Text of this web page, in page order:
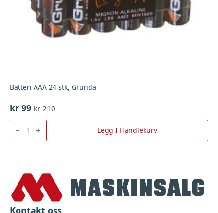
Batteri AAA 24 stk, Grunda
kr210
Opprinnelig
pris
var:
kr 210.
kr 99
Nåværende
pris
er:
kr 99.
Batteri
24
stk,
Legg I Handlekurv
Kontakt oss